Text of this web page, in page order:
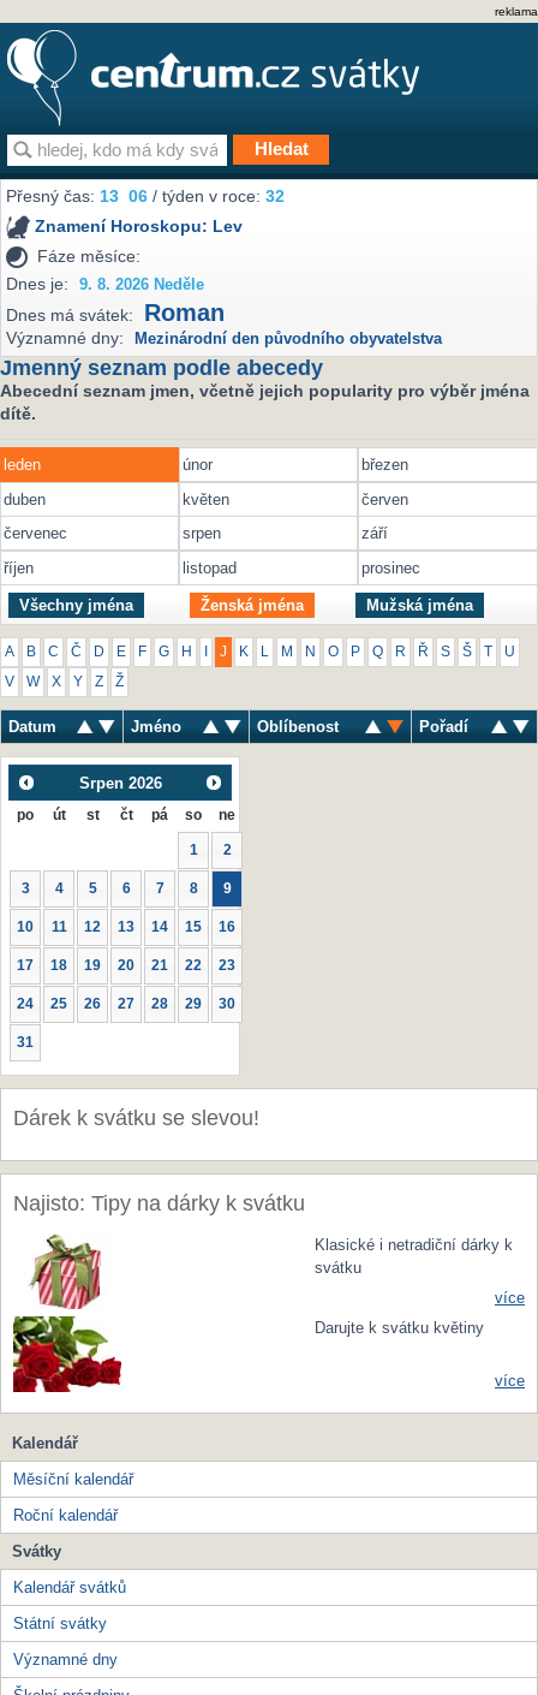
reklama
Přesný čas:13 06 / týden v roce:32
Znamení Horoskopu: Lev
Fáze měsíce:
Dnes je:
9. 8. 2026 Neděle
Dnes má svátek: Roman
Významné dny: Mezinárodní den původního obyvatelstva
Jmenný seznam podle abecedy
Abecední seznam jmen, včetně jejich popularity pro výběr jména
dítě.
leden únor
březen
duben
květen
červen
červenec
srpen
září
říjen
listopad prosinec
Všechny jména Ženská jména Mužská jména
A B C Č D E F G H J K M N O P Q R Ř S Š U
V W X Y Z Ž
Datum Jméno Oblíbenost Pořadí
Srpen 2026
po út st čt pá so ne
1 2
3 4 5 6 7 8 9
10 11 12 13 14 15 16
17 18 19 20 21 22 23
24 25 26 27 28 29 30
31
Dárek k svátku se slevou!
Najisto: Tipy na dárky k svátku
Klasické i netradiční dárky k
svátku
více
Darujte k svátku květiny
více
Kalendář
Měsíční kalendář
Roční kalendář
Svátky
Kalendář svátků
Státní svátky
Významné dny